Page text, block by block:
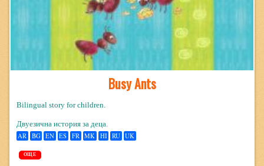
Busy Ants
Bilingual story for children.
Двуезична история за деца.
AR BG EN ES FR MK HI RU UK
ОЩЕ